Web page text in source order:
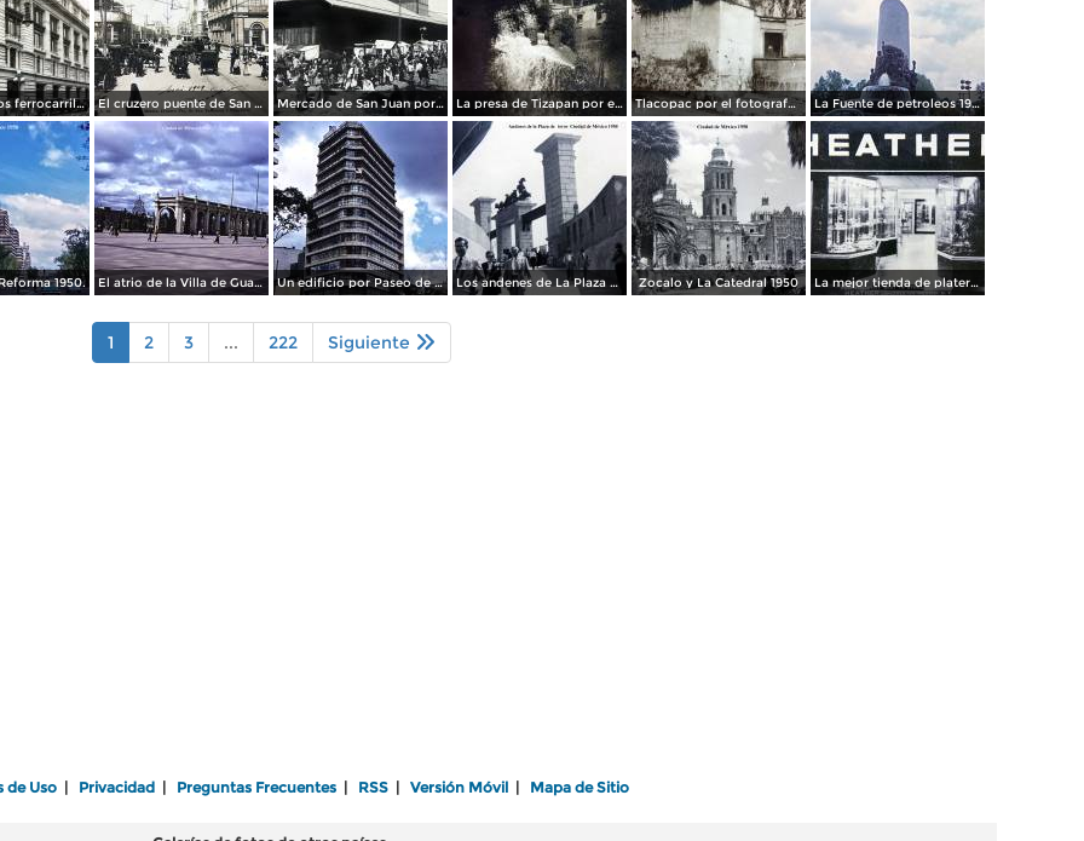
Edicicio de los ferrocarriles. El cruzero puente de San Francisco y Guardiola por el fotografo Felix Miret. Mercado de San Juan por el fotografo Felix Miret La presa de Tizapan por el fotografo Fernando Kososky. ( Circulada el 22 de Diembre de 1910 ). Tlacopac por el fotografo Hugo Brehme. La Fuente de petroleos 1950.
1950. El atrio de la Villa de Guadalupe 1950. Un edificio por Paseo de La Reforma 1950 Los andenes de La Plaza de toros Ciudad de México 1950 Zocalo y La Catedral 1950 La mejor tienda de plateria.
1 2 3 ... 222 Siguiente
de Uso Privacidad Preguntas Frecuentes RSS Versión Móvil Mapa de Sitio